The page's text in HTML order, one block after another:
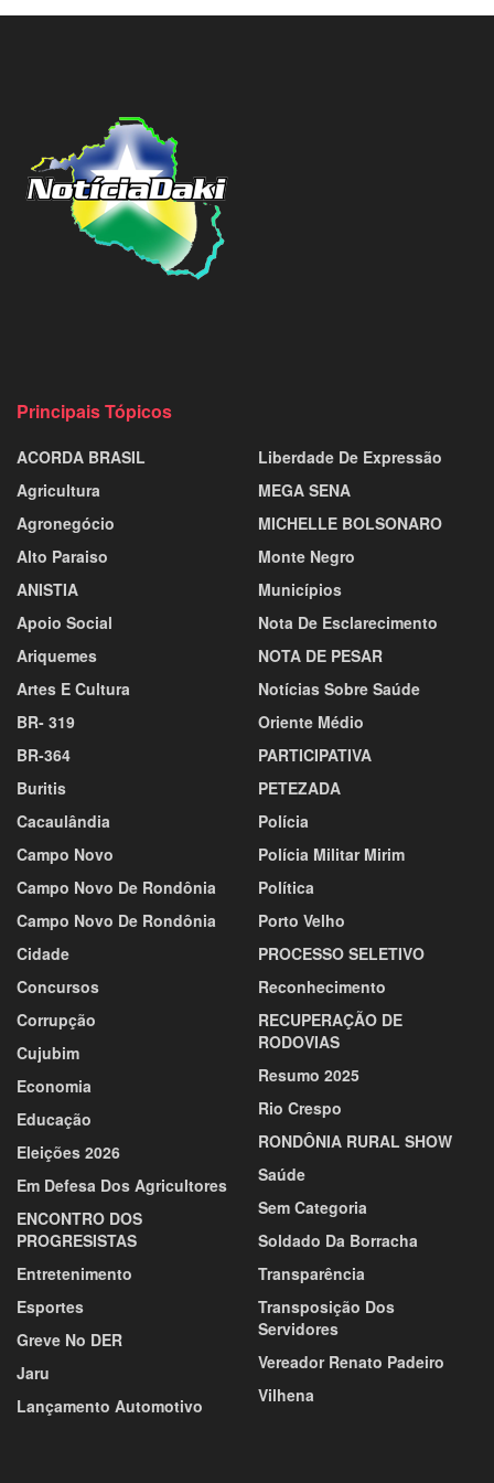
Principais Tópicos
ACORDA BRASIL
Agricultura
Agronegócio
Alto Paraiso
ANISTIA
Apoio Social
Ariquemes
Artes E Cultura
BR- 319
BR-364
Buritis
Cacaulândia
Campo Novo
Campo Novo De Rondônia
Campo Novo De Rondônia
Cidade
Concursos
Corrupção
Cujubim
Economia
Educação
Eleições 2026
Em Defesa Dos Agricultores
ENCONTRO DOS
PROGRESISTAS
Entretenimento
Esportes
Greve No DER
Jaru
Lançamento Automotivo
Liberdade De Expressão
MEGA SENA
MICHELLE BOLSONARO
Monte Negro
Municípios
Nota De Esclarecimento
NOTA DE PESAR
Notícias Sobre Saúde
Oriente Médio
PARTICIPATIVA
PETEZADA
Polícia
Polícia Militar Mirim
Política
Porto Velho
PROCESSO SELETIVO
Reconhecimento
RECUPERAÇÃO DE
RODOVIAS
Resumo 2025
Rio Crespo
RONDÔNIA RURAL SHOW
Saúde
Sem Categoria
Soldado Da Borracha
Transparência
Transposição Dos
Servidores
Vereador Renato Padeiro
Vilhena